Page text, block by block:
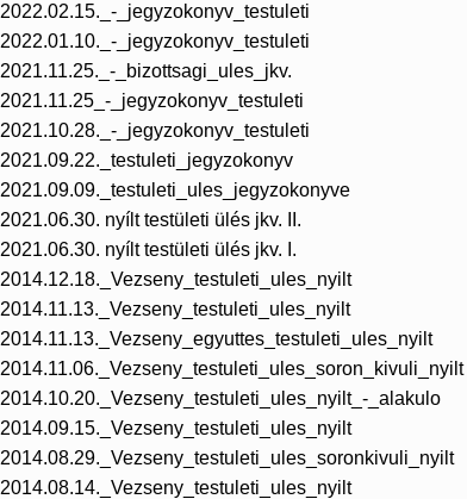
2022.02.15._-_jegyzokonyv_testuleti
2022.01.10._-_jegyzokonyv_testuleti
2021.11.25._-_bizottsagi_ules_jkv.
2021.11.25_-_jegyzokonyv_testuleti
2021.10.28._-_jegyzokonyv_testuleti
2021.09.22._testuleti_jegyzokonyv
2021.09.09._testuleti_ules_jegyzokonyve
2021.06.30. nyílt testületi ülés jkv. II.
2021.06.30. nyílt testületi ülés jkv. I.
2014.12.18._Vezseny_testuleti_ules_nyilt
2014.11.13._Vezseny_testuleti_ules_nyilt
2014.11.13._Vezseny_egyuttes_testuleti_ules_nyilt
2014.11.06._Vezseny_testuleti_ules_soron_kivuli_nyilt
2014.10.20._Vezseny_testuleti_ules_nyilt_-_alakulo
2014.09.15._Vezseny_testuleti_ules_nyilt
2014.08.29._Vezseny_testuleti_ules_soronkivuli_nyilt
2014.08.14._Vezseny_testuleti_ules_nyilt